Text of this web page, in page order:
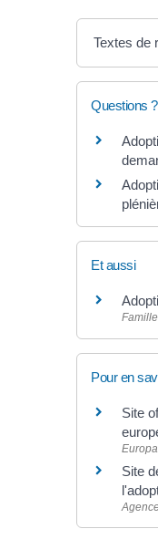
Textes de
Questions
Et aussi
Pour en
Site
Site